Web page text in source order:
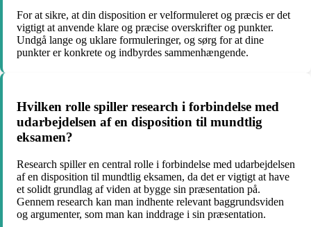
For at sikre, at din disposition er velformuleret og præcis er det
vigtigt at anvende klare og præcise overskrifter og punkter.
Undgå lange og uklare formuleringer, og sørg for at dine
punkter er konkrete og indbyrdes sammenhængende.
Hvilken rolle spiller research i forbindelse med
udarbejdelsen af en disposition til mundtlig
eksamen?
Research spiller en central rolle i forbindelse med udarbejdelsen
af en disposition til mundtlig eksamen, da det er vigtigt at have
et solidt grundlag af viden at bygge sin præsentation på.
Gennem research kan man indhente relevant baggrundsviden
og argumenter, som man kan inddrage i sin præsentation.